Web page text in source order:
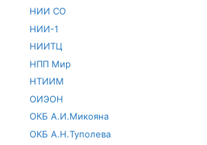
НИИ СО
НИИ-1
НИИТЦ
НПП Мир
НТИИМ
ОИЭОН
ОКБ А.И.Микояна
ОКБ А.Н.Туполева